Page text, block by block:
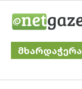
მხარდაჭერა